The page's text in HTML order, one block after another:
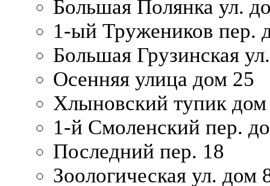
Большая Полянка ул.
1-ый Тружеников пер.
Большая Грузинская
Осенняя улица дом 25
Хлыновский тупик
1-й Смоленский пер.
Последний пер. 18
Зоологическая ул. дом